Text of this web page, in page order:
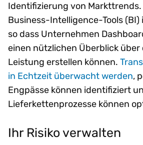
Identifizierung von Markttrends.
Business-Intelligence-Tools
so dass Unternehmen
einen nützlichen Überblick über
Leistung erstellen können.
in Echtzeit überwacht werden,
Engpässe können identifiziert
Lieferkettenprozesse können
Ihr Risiko verwalten